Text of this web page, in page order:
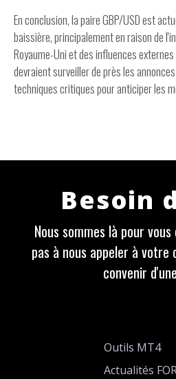
En conclusion, la paire GBP/USD est
baissière, principalement en raison de
Royaume-Uni et des influences
devraient surveiller de près les
techniques critiques pour anticiper les
Besoin
Nous sommes là pour
pas à nous appeler à votre
convenir
Outils MT4
Actualités